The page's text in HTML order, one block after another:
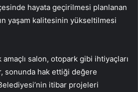
hayata geçirilmesi planlanan
yaşam kalitesinin yükseltilmesi
amaçlı salon, otopark gibi ihtiyaçları
sonunda hak ettiği değere
itibar projeleri